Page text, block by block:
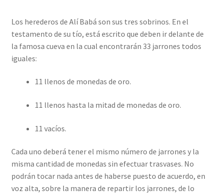
Los herederos de Alí Babá son sus tres sobrinos. En el
testamento de su tío, está escrito que deben ir delante de
la famosa cueva en la cual encontrarán 33 jarrones todos
iguales:
11 llenos de monedas de oro.
11 llenos hasta la mitad de monedas de oro.
11 vacíos.
Cada uno deberá tener el mismo número de jarrones y la
misma cantidad de monedas sin efectuar trasvases. No
podrán tocar nada antes de haberse puesto de acuerdo, en
voz alta, sobre la manera de repartir los jarrones, de lo